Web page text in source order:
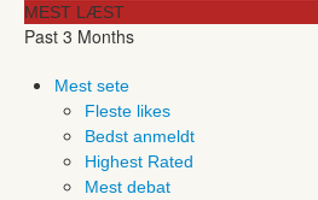
MEST LÆST
Past 3 Months
Mest sete
Fleste likes
Bedst anmeldt
Highest Rated
Mest debat